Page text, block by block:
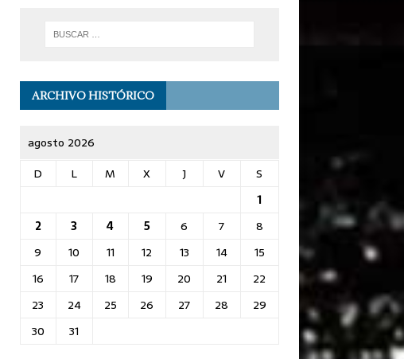
ARCHIVO HISTÓRICO
agosto 2026
D
L M X J V
S
1
2
3 4 5 6 7
8
9
10 11 12 13 14
15
16
17 18 19 20 21
22
23
24 25 26 27 28
29
30
31